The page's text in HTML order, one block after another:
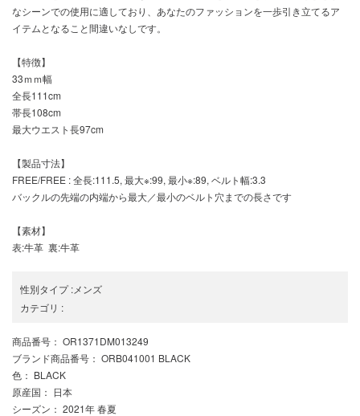
なシーンでの使用に適しており、あなたのファッションを一歩引き立てるア
イテムとなること間違いなしです。
【特徴】
33ｍｍ幅
全長111cm
帯長108cm
最大ウエスト長97cm
【製品寸法】
FREE/FREE : 全長:111.5, 最大※:99, 最小※:89, ベルト幅:3.3
バックルの先端の内端から最大／最小のベルト穴までの長さです
【素材】
表:牛革 裏:牛革
性別タイプ:メンズ
カテゴリ :
商品番号 ： OR1371DM013249
ブランド商品番号 ： ORB041001 BLACK
色 ： BLACK
原産国 ： 日本
シーズン ： 2021年 春夏